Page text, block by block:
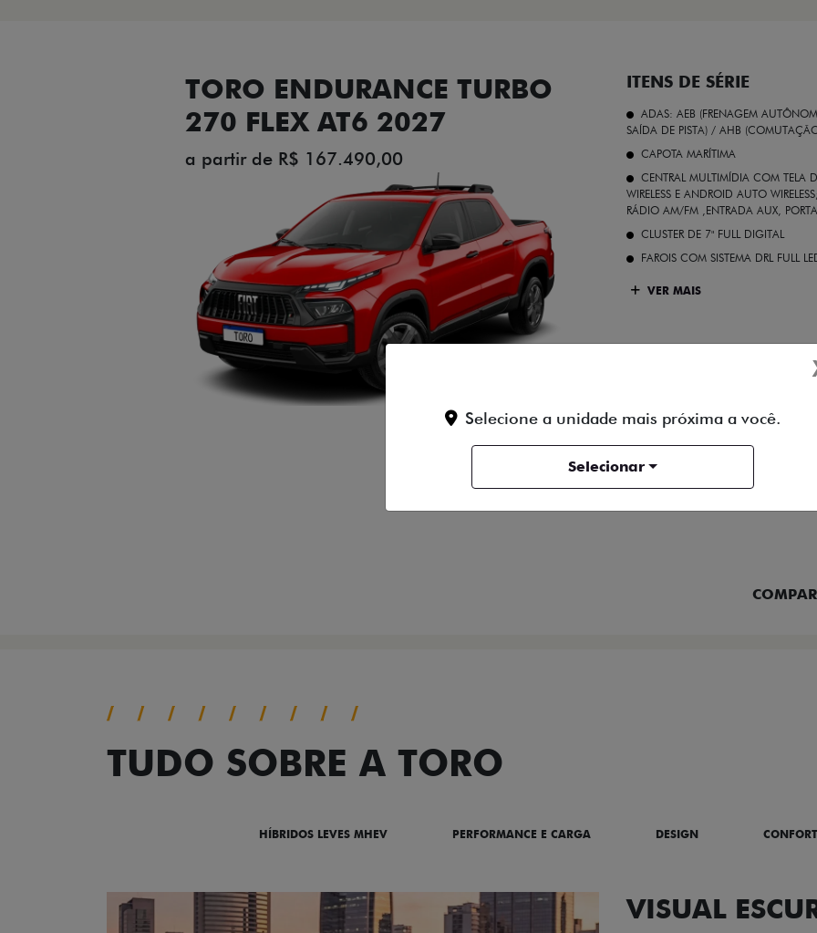
TORO ENDURANCE TURBO
270 FLEX AT6 2027
a partir de R$ 167.490,00
ITENS DE SÉRIE
ADAS: AEB (FRENAGEM
SAÍDA DE PISTA) / AHB
CAPOTA MARÍTIMA
CENTRAL MULTIMÍDIA COM TELA
WIRELESS E ANDROID AUTO
RÁDIO AM/FM ,ENTRADA AUX,
CLUSTER DE 7" FULL DIGITAL
FAROIS COM SISTEMA DRL FULL
VER MAIS
FICHA TÉCNICA
TUDO SOBRE A TORO
HÍBRIDOS LEVES MHEV PERFORMANCE E CARGA DESIGN
ADESIVOS
Selecione a unidade mais próxima a você.
Selecionar